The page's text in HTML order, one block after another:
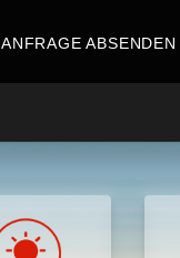
ANFRAGE ABSENDEN